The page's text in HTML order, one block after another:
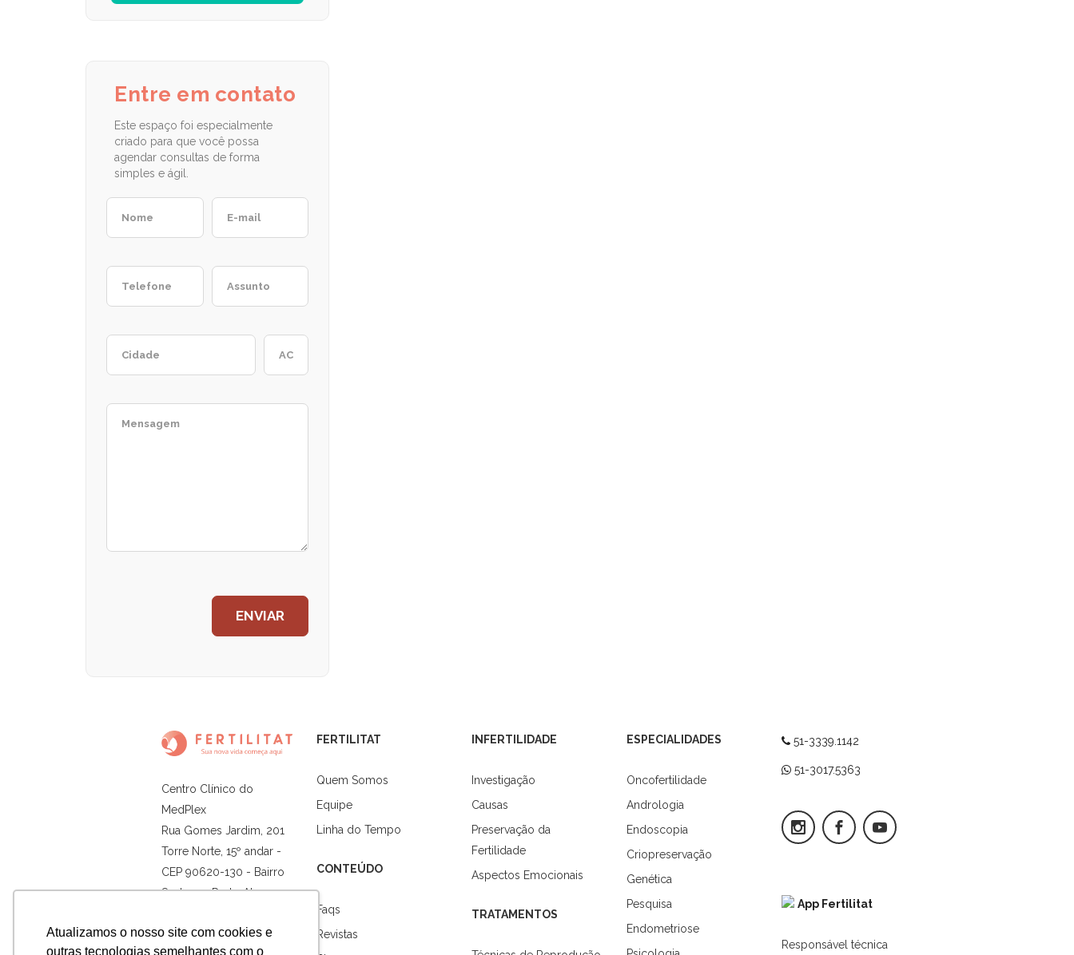
Atualizamos o nosso site com cookies e
outras tecnologias semelhantes com o
Entre em contato
Este espaço foi especialmente
criado para que você possa
agendar consultas de forma
simples e ágil.
Centro Clínico do
MedPlex
Rua Gomes Jardim, 201
Torre Norte, 15º andar -
CEP 90620-130 - Bairro
Santana - Porto Alegre -
FERTILITAT
Quem Somos
Equipe
Linha do Tempo
CONTEÚDO
Faqs
Revistas
INFERTILIDADE
Investigação
Causas
Preservação da
Fertilidade
Aspectos Emocionais
TRATAMENTOS
ESPECIALIDADES
Oncofertilidade
Andrologia
Endoscopia
Criopreservação
Genética
Pesquisa
Endometriose
51-3339.1142
51-3017.5363
App Fertilitat
Responsável técnica